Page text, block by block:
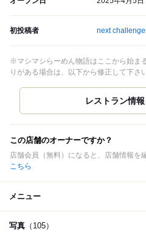
初投稿者 next
※マシマシらーめん物語はここから始ま
りがある場合は、以下から修正して下さい
この店舗のオーナーですか？
店舗会員（無料）になると、店舗情報を
こちら
メニュー
写真 （105）